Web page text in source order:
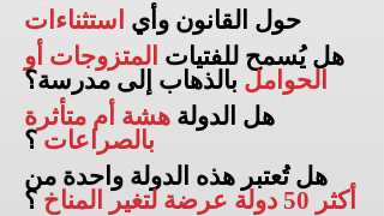
حول القانون وأي استثناءات
هل يُسمح للفتيات المتزوجات أو
الحوامل بالذهاب إلى مدرسة؟
هل الدولة هشة أم متأثرة
بالصراعات ؟
هل تُعتبر هذه الدولة واحدة من
أكثر 50 دولة عرضة لتغير المناخ
؟